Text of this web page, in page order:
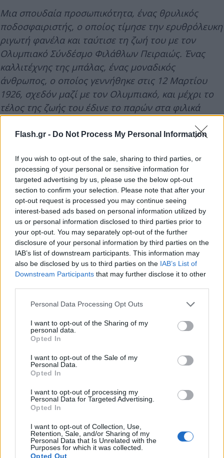
Flash.gr - Do Not Process My Personal Information
If you wish to opt-out of the sale, sharing to third parties, or
processing of your personal or sensitive information for
targeted advertising by us, please use the below opt-out
section to confirm your selection. Please note that after your
opt-out request is processed you may continue seeing
interest-based ads based on personal information utilized by
us or personal information disclosed to third parties prior to
your opt-out. You may separately opt-out of the further
disclosure of your personal information by third parties on the
IAB’s list of downstream participants. This information may
also be disclosed by us to third parties on the IAB’s List of
Downstream Participants that may further disclose it to other
Please note that this website/app uses one or more Google
not limited to your visit or usage behaviour. You may click to
grant or deny consent to Google and its third-party tags to
use your data for below specified purposes in below Google
consent section.
Personal Data Processing Opt Outs
I want to opt-out of the Sharing of my
personal data.
Opted In
I want to opt-out of the Sale of my
Personal Data.
Opted In
I want to opt-out of processing my
Personal Data for Targeted Advertising.
Opted In
I want to opt-out of Collection, Use,
Retention, Sale, and/or Sharing of my
Personal Data that Is Unrelated with the
Purposes for which it was collected.
Opted Out
Μια σπουδαία προσωπικότητα, ένας θρυλικός
ποδοσφαιριστής, ο οποίος τίμησε την ερυθρόλευκη
ριγωτή φανέλα και ταύτισε τη ζωή του με τον
Ολυμπιακό Σύνδέσμο Φιλάθλων Πειραιώς. Ένας
καλλιτέχνης της μπάλας, ένας μοναδικός
άνθρωπος, ο οποίος γεννήθηκε στις 12 Μαρτίου
1926, σχεδόν μαζί με τον Ολυμπιακό, και μέχρι το
τέλος της ζωής του έδινε το παρών στα φιλικά
παιχνίδια των βετεράνων της ομάδας. Ένας
επιθετικός μπροστά από την εποχή του, μέλος της
Πρωταθλήματα και τα Κύπελλα στην Ελλάδα.